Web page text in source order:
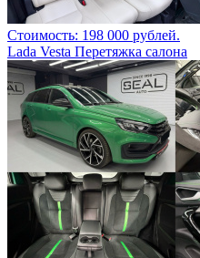
Стоимость: 198 000 рублей.
Lada Vesta Перетяжка салона